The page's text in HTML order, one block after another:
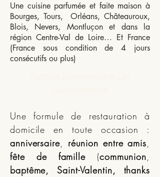
Une cuisine parfumée et faite maison à
Bourges, Tours, Orléans, Châteauroux,
Blois, Nevers, Montluçon et dans la
région Centre-Val de Loire… Et France
(France sous condition de 4 jours
consécutifs ou plus)
Une formule de restauration à
domicile en toute occasion :
anniversaire, réunion entre amis,
fête de famille(communion,
baptême, Saint-Valentin, thanks